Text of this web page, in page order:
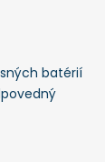
batérií